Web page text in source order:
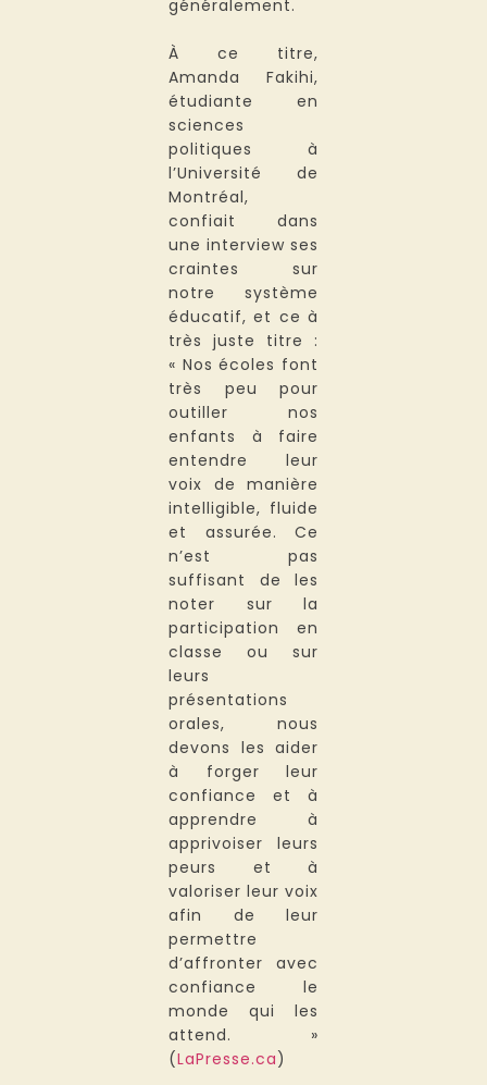
généralement.
À ce titre,
Amanda Fakihi,
étudiante en
sciences
politiques à
l’Université de
Montréal,
confiait dans
une interview ses
craintes sur
notre système
éducatif, et ce à
très juste titre :
« Nos écoles font
très peu pour
outiller nos
enfants à faire
entendre leur
voix de manière
intelligible, fluide
et assurée. Ce
n’est pas
suffisant de les
noter sur la
participation en
classe ou sur
leurs
présentations
orales, nous
devons les aider
à forger leur
confiance et à
apprendre à
apprivoiser leurs
peurs et à
valoriser leur voix
afin de leur
permettre
d’affronter avec
confiance le
monde qui les
attend. »
(LaPresse.ca)